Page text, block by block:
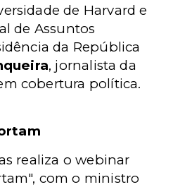
de Harvard e
de Assuntos
da República
, jornalista da
cobertura política.
realiza o webinar
com o ministro